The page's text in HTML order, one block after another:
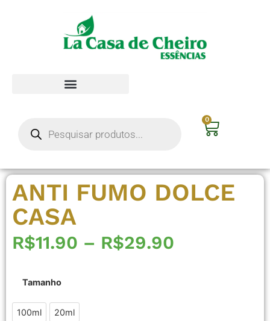
0
ANTI FUMO DOLCE
CASA
R$11.90 – R$29.90
Tamanho
100ml 20ml